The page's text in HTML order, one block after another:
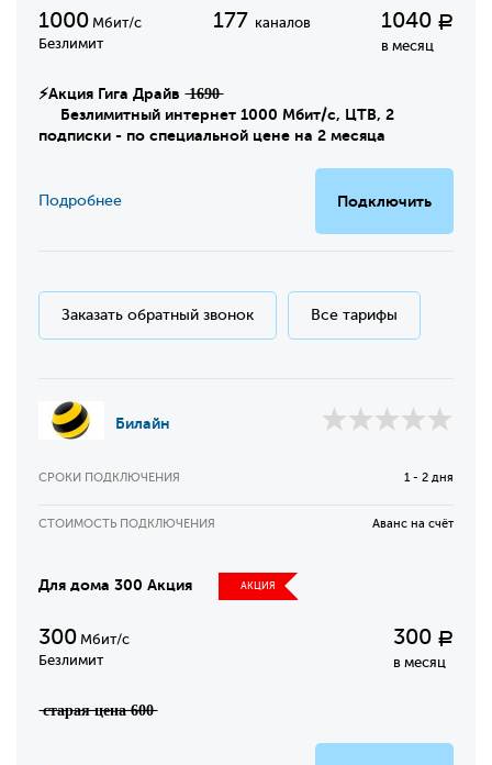
1000 Мбит/с
Безлимит
177 каналов 1040 Р
в месяц
⚡Акция Гига Драйв ̶1̶6̶9̶0̶
Безлимитный интернет 1000 Мбит/с, ЦТВ, 2
подписки - по специальной цене на 2 месяца
Подключить
Подробнее
Заказать обратный звонок Все тарифы
Билайн
СРОКИ ПОДКЛЮЧЕНИЯ 1 - 2 дня
СТОИМОСТЬ ПОДКЛЮЧЕНИЯ Аванс на счёт
Для дома 300 Акция АКЦИЯ
300 Мбит/с
Безлимит
300 Р
в месяц
̶с̶т̶а̶р̶а̶я̶ ̶ц̶е̶н̶а̶ ̶6̶0̶0̶